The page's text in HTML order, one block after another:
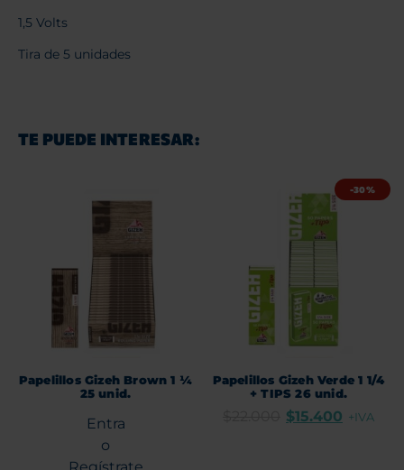
1,5 Volts
Tira de 5 unidades
TE PUEDE INTERESAR:
Papelillos Gizeh Brown 1 ¼
25 unid.
Entra
o
-30%
Papelillos Gizeh Verde 1 1/4
+ TIPS 26 unid.
$15.400 +IVA